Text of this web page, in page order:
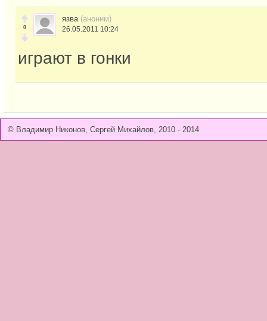
0
язва (аноним)
26.05.2011 10:24
играют в гонки
© Владимир Никонов, Сергей Михайлов, 2010 - 2014